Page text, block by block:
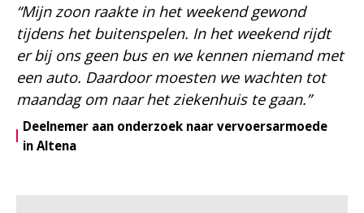
“Mijn zoon raakte in het weekend gewond
tijdens het buitenspelen. In het weekend rijdt
er bij ons geen bus en we kennen niemand met
een auto. Daardoor moesten we wachten tot
maandag om naar het ziekenhuis te gaan.”
Deelnemer aan onderzoek naar vervoersarmoede
in Altena